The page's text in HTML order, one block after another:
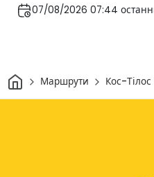
07/08/2026 07:44
Дім Маршрути Кос-Тілос